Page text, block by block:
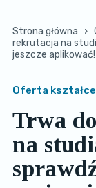
Strona główna ›
rekrutacja na
jeszcze aplikować!
Oferta
Trwa
na